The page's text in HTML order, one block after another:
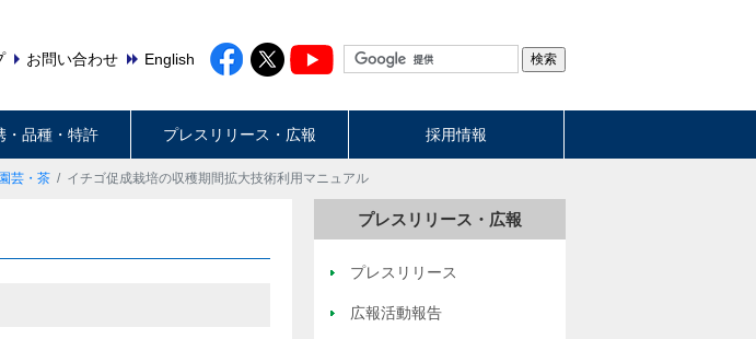
お問い合わせ English
・品種・特許 プレスリリース・広報 採用情報
園芸・茶 イチゴ促成栽培の収穫期間拡大技術利用マニュアル
プレスリリース・広報
プレスリリース
広報活動報告